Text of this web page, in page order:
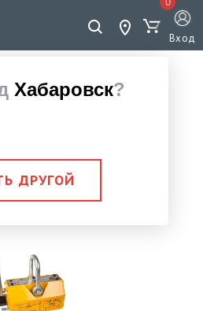
Хабаровск?
ДРУГОЙ
Вход
A 1500
тн PML-A 1500